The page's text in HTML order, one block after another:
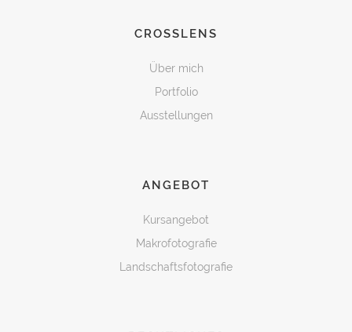
CROSSLENS
Über mich
Portfolio
Ausstellungen
ANGEBOT
Kursangebot
Makrofotografie
Landschaftsfotografie